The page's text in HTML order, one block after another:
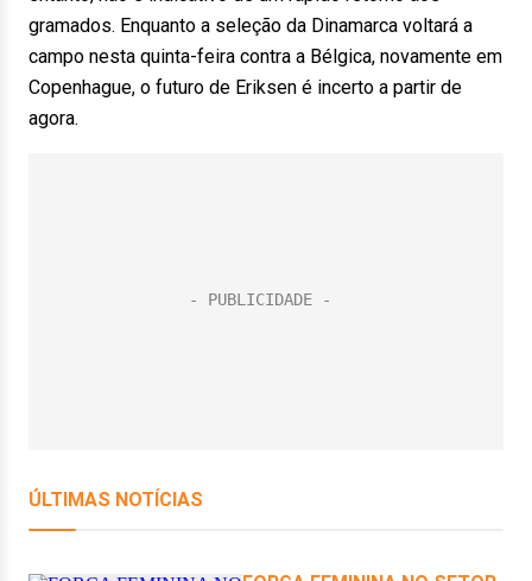
gramados. Enquanto a seleção da Dinamarca voltará a
campo nesta quinta-feira contra a Bélgica, novamente em
Copenhague, o futuro de Eriksen é incerto a partir de
agora.